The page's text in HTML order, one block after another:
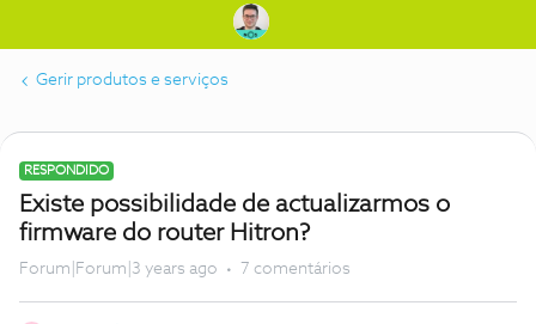
Gerir produtos e serviços
RESPONDIDO
Existe possibilidade de actualizarmos o
firmware do router Hitron?
Forum|Forum|3 years ago 7 comentários